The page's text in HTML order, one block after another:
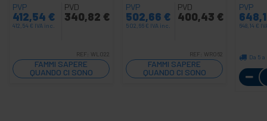
PVP
412,54 €
412,54 € IVA inc.
PVD
340,82 €
REF: WL022
FAMMI SAPERE
QUANDO CI SONO
SCORTE
PVP
502,66 €
502,66 € IVA inc.
PVD
400,43 €
REF: WR062
FAMMI SAPERE
QUANDO CI SONO
SCORTE
PVP
648,14 €
Da 5